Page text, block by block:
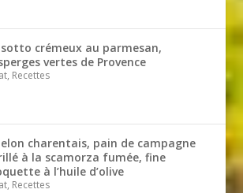
crémeux au parmesan,
vertes de Provence
Recettes
charentais, pain de campagne
à la scamorza fumée, fine
à l’huile d’olive
Recettes